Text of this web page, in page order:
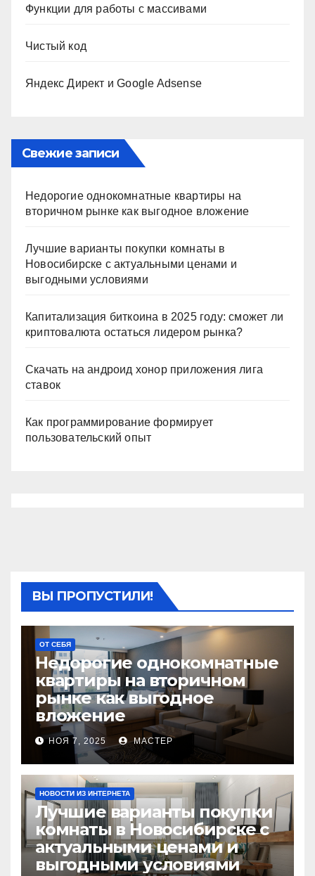
Функции для работы с массивами
Чистый код
Яндекс Директ и Google Adsense
Свежие записи
Недорогие однокомнатные квартиры на
вторичном рынке как выгодное вложение
Лучшие варианты покупки комнаты в
Новосибирске с актуальными ценами и
выгодными условиями
Капитализация биткоина в 2025 году: сможет ли
криптовалюта остаться лидером рынка?
Скачать на андроид хонор приложения лига
ставок
Как программирование формирует
пользовательский опыт
ВЫ ПРОПУСТИЛИ!
ОТ СЕБЯ
Недорогие однокомнатные
квартиры на вторичном
рынке как выгодное
вложение
НОЯ 7, 2025 МАСТЕР
НОВОСТИ ИЗ ИНТЕРНЕТА
Лучшие варианты покупки
комнаты в Новосибирске с
актуальными ценами и
выгодными условиями